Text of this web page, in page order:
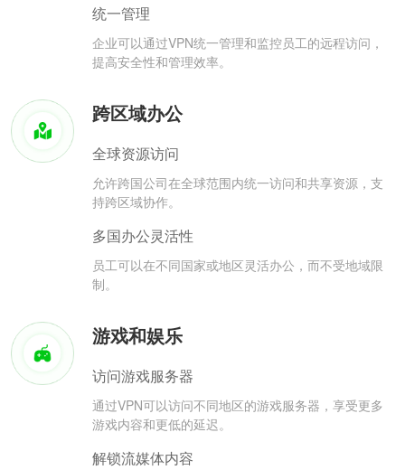
统一管理
企业可以通过VPN统一管理和监控员工的远程访问，
提高安全性和管理效率。
跨区域办公
全球资源访问
允许跨国公司在全球范围内统一访问和共享资源，支
持跨区域协作。
多国办公灵活性
员工可以在不同国家或地区灵活办公，而不受地域限
制。
游戏和娱乐
访问游戏服务器
通过VPN可以访问不同地区的游戏服务器，享受更多
游戏内容和更低的延迟。
解锁流媒体内容